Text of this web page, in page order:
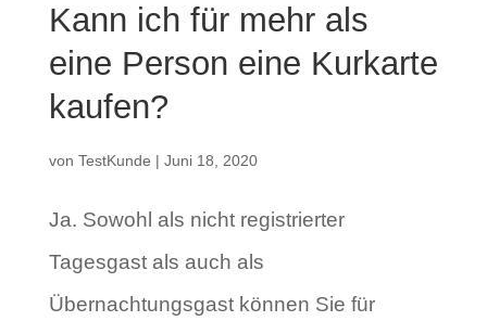
Kann ich für mehr als
eine Person eine Kurkarte
kaufen?
von TestKunde | Juni 18, 2020
Ja. Sowohl als nicht registrierter
Tagesgast als auch als
Übernachtungsgast können Sie für